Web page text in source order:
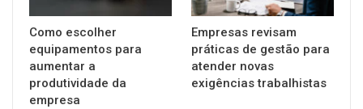
Como escolher
equipamentos para
aumentar a
produtividade da
empresa
Empresas revisam
práticas de gestão para
atender novas
exigências trabalhistas